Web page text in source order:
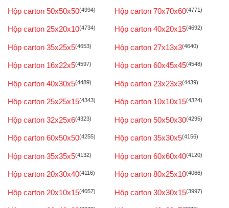
Hộp carton 50x50x50(4994) Hộp carton 70x70x60(4771)
Hộp carton 25x20x10(4734) Hộp carton 40x20x15(4692)
Hộp carton 35x25x5(4653) Hộp carton 27x13x3(4640)
Hộp carton 16x22x5(4597) Hộp carton 60x45x45(4548)
Hộp carton 40x30x5(4489) Hộp carton 23x23x3(4439)
Hộp carton 25x25x15(4343) Hộp carton 10x10x15(4324)
Hộp carton 32x25x6(4323) Hộp carton 50x50x30(4295)
Hộp carton 60x50x50(4255) Hộp carton 35x30x5(4156)
Hộp carton 35x35x5(4132) Hộp carton 60x60x40(4120)
Hộp carton 20x30x40(4116) Hộp carton 80x25x10(4066)
Hộp carton 20x10x15(4057) Hộp carton 30x30x15(3997)